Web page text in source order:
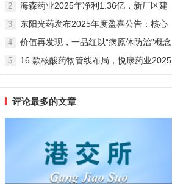
感染防治
2
海森药业2025年净利1.36亿，新厂区建
3
东阳光药发布2025年度盈喜公告：核心
维度
4
价值再发现，一品红以“病原体防治”概念
5
16 款核酸药物管线布局，悦康药业2025
评论最多的文章